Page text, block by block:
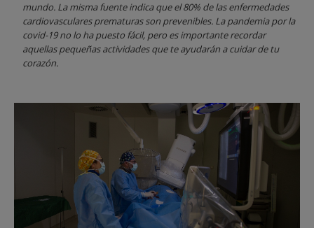
mundo. La misma fuente indica que el 80% de las enfermedades
cardiovasculares prematuras son prevenibles. La pandemia por la
covid-19 no lo ha puesto fácil, pero es importante recordar
aquellas pequeñas actividades que te ayudarán a cuidar de tu
corazón.